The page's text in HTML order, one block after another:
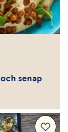
senap